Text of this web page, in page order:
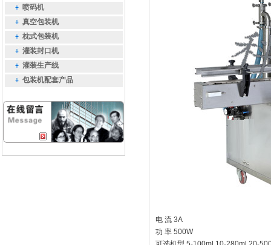
喷码机
真空包装机
枕式包装机
灌装封口机
灌装生产线
包装机配套产品
电 流 3A
功 率 500W